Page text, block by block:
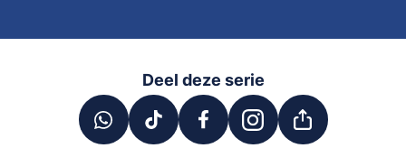
Deel deze serie